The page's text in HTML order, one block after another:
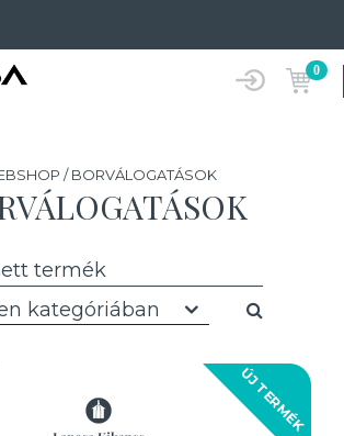
0
/ BORVÁLOGATÁSOK
kategóriában
ÚJ TERMÉK